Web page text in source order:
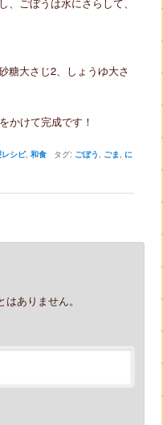
糖大さじ2、しょうゆ大さ
かけて完成です！
シピ,和食 タグ: ごぼう , ごま , に
ありません。